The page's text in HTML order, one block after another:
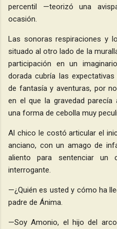
percentil —teorizó una
ocasión.
Las sonoras respiraciones y
situado al otro lado de la
participación en un
dorada cubría las
de fantasía y aventuras, por
en el que la gravedad parecía
una forma de cebolla muy
Al chico le costó articular el
anciano, con un amago de
aliento para sentenciar un
interrogante.
—¿Quién es usted y cómo ha
padre de Ánima.
—Soy Amonio, el hijo del